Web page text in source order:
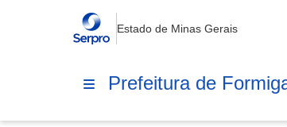
Estado de Minas Gerais
Prefeitura de